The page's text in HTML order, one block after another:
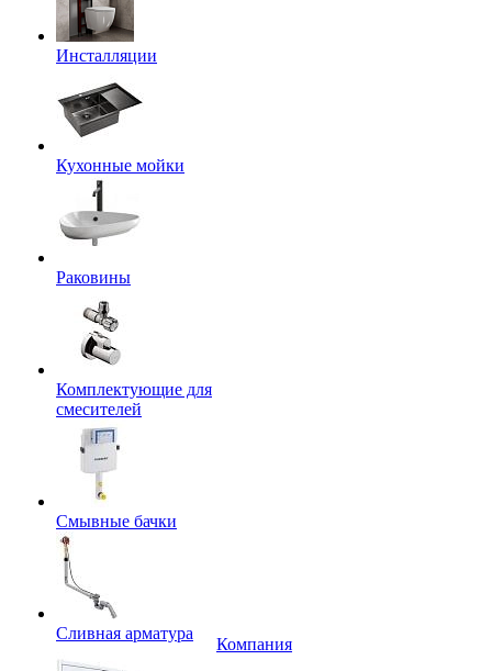
Инсталляции
Кухонные мойки
Раковины
Комплектующие для
смесителей
Смывные бачки
Сливная арматура
Компания